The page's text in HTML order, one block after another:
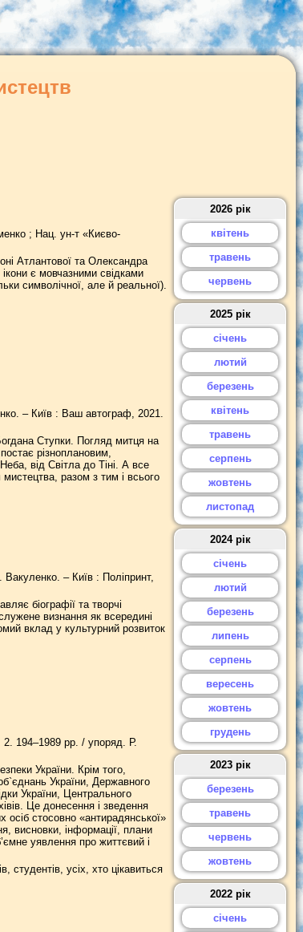
2026 рік
квітень
травень
червень
2025 рік
січень
лютий
березень
квітень
травень
серпень
жовтень
листопад
2024 рік
січень
лютий
березень
липень
серпень
вересень
жовтень
грудень
2023 рік
березень
травень
червень
жовтень
2022 рік
січень
; Нац. ун-т «Києво-
Атлантової та Олександра
є мовчазними свідками
символічної, але й реальної).
– Київ : Ваш автограф, 2021.
Ступки. Погляд митця на
різноплановим,
від Світла до Тіні. А все
разом з тим і всього
Вакуленко. – Київ : Поліпринт,
біографії та творчі
визнання як всередині
вклад у культурний розвиток
2. 194–1989 рр. / упоряд. Р.
України. Крім того,
України, Державного
України, Центрального
Це донесення і зведення
осіб стосовно «антирадянської»
висновки, інформації, плани
уявлення про життєвий і
студентів, усіх, хто цікавиться